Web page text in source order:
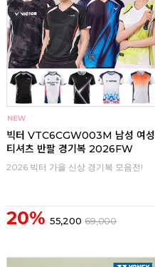
빅터 VTC6CGW003M 남성 여성
티셔츠 반팔 경기복 2026FW
2026 빅터 가을 신상 경기복 모음전!
20% 55,200 69,000